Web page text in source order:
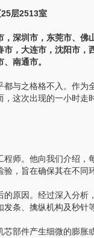
层2513室
圳市，东莞市、佛
，大连市，沈阳市，
南通市。
之格格不入。作为
这次出现的一小时
。他向我们介绍，
，旨在确保其在不同
因。经过深入分析
条、擒纵机构及秒针
件产生细微的膨胀